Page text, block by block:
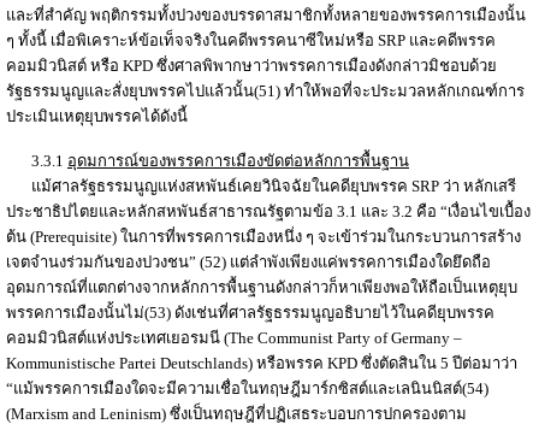
และที่สำคัญ พฤติกรรมทั้งปวงของบรรดาสมาชิกทั้งหลายของพรรคการเมืองนั้น
ๆ ทั้งนี้ เมื่อพิเคราะห์ข้อเท็จจริงในคดีพรรคนาซีใหม่หรือ SRP และคดีพรรค
คอมมิวนิสต์ หรือ KPD ซึ่งศาลพิพากษาว่าพรรคการเมืองดังกล่าวมิชอบด้วย
รัฐธรรมนูญและสั่งยุบพรรคไปแล้วนั้น(51) ทำให้พอที่จะประมวลหลักเกณฑ์การ
ประเมินเหตุยุบพรรคได้ดังนี้
3.3.1 อุดมการณ์ของพรรคการเมืองขัดต่อหลักการพื้นฐาน
แม้ศาลรัฐธรรมนูญแห่งสหพันธ์เคยวินิจฉัยในคดียุบพรรค SRP ว่า หลักเสรี
ประชาธิปไตยและหลักสหพันธ์สาธารณรัฐตามข้อ 3.1 และ 3.2 คือ “เงื่อนไขเบื้อง
ต้น (Prerequisite) ในการที่พรรคการเมืองหนึ่ง ๆ จะเข้าร่วมในกระบวนการสร้าง
เจตจำนงร่วมกันของปวงชน” (52) แต่ลำพังเพียงแค่พรรคการเมืองใดยึดถือ
อุดมการณ์ที่แตกต่างจากหลักการพื้นฐานดังกล่าวก็หาเพียงพอให้ถือเป็นเหตุยุบ
พรรคการเมืองนั้นไม่(53) ดังเช่นที่ศาลรัฐธรรมนูญอธิบายไว้ในคดียุบพรรค
คอมมิวนิสต์แห่งประเทศเยอรมนี (The Communist Party of Germany –
Kommunistische Partei Deutschlands) หรือพรรค KPD ซึ่งตัดสินใน 5 ปีต่อมาว่า
“แม้พรรคการเมืองใดจะมีความเชื่อในทฤษฎีมาร์กซิสต์และเลนินนิสต์(54)
(Marxism and Leninism) ซึ่งเป็นทฤษฎีที่ปฏิเสธระบอบการปกครองตาม